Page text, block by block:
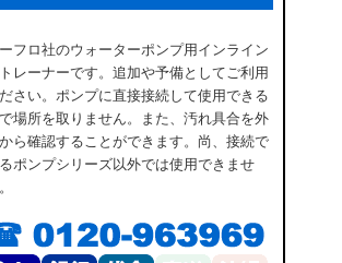
フロ社のウォーターポンプ用インライン
レーナーです。追加や予備としてご利用
さい。ポンプに直接接続して使用できる
場所を取りません。また、汚れ具合を外
ら確認することができます。尚、接続で
ポンプシリーズ以外では使用できませ